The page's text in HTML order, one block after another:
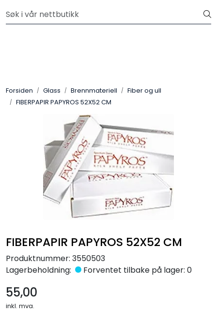
Velkommen til vår nye nettbutikk! Besøk Min side for mer
Forsiden Glass Brennmateriell
Fiber og ull
FIBERPAPIR PAPYROS 52X52 CM
FIBERPAPIR PAPYROS 52X52 CM
Produktnummer: 3550503
Lagerbeholdning:
Forventet tilbake på lager: 0
55,00
inkl. mva.
Pulverglasur
Gipsformer
Glass